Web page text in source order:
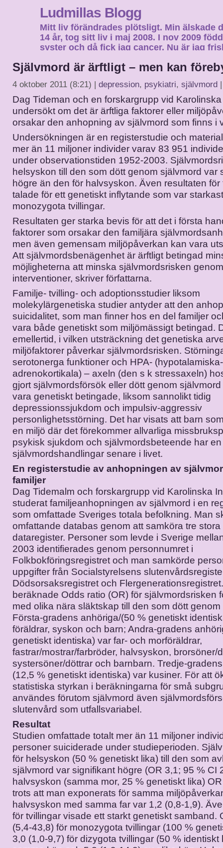
Ludmillas Blogg
Mitt liv förändrades plötsligt. Min älskade
14 år, tog sitt liv i maj 2008. I nov 2009
syster och då fick jag cancer. Nu är jag
Självmord är ärftligt – men kan
4 oktober 2011 (8:21) | depression, psykiatri, självmord
Dag Tideman och en forskargrupp vid
undersökt om det är ärftliga faktorer eller
orsakar den anhopning av självmord som finns i
Undersökningen är en registerstudie och
mer än 11 miljoner individer varav 83 951
under observationstiden 1952-2003.
helsyskon till den som dött genom självmord var
högre än den för halvsyskon. Även resultaten för
talade för ett genetiskt inflytande som var
monozygota tvillingar.
Resultaten ger starka bevis för att det i första
faktorer som orsakar den familjära
men även gemensam miljöpåverkan kan vara
Att självmordsbenägenhet är ärftligt betingad
möjligheterna att minska självmordsrisken
interventioner, skriver författarna.
Familje- tvilling- och adoptionsstudier liksom
molekylärgenetiska studier antyder att den
suicidalitet, som man finner hos en del familjer
vara både genetiskt som miljömässigt betingad.
emellertid, i vilken utsträckning det genetiska
miljöfaktorer påverkar självmordsrisken.
serotonerga funktioner och HPA-
adrenokortikala) – axeln (den s k stressaxeln)
gjort självmordsförsök eller dött genom
vara genetiskt betingade, liksom sannolikt tidig
depressionssjukdom och impulsiv-aggressiv
personlighetsstörning. Det har visats att barn
en miljö där det förekommer allvarliga
psykisk sjukdom och självmordsbeteende har
självmordshandlingar senare i livet.
En registerstudie av anhopningen av
familjer
Dag Tidemalm och forskargrupp vid Karolinska
studerat familjeanhopningen av självmord i en
som omfattade Sveriges totala befolkning. Man
omfattande databas genom att samköra tre
dataregister. Personer som levde i Sverige
2003 identifierades genom personnumret i
Folkbokföringsregistret och man samkörde
uppgifter från Socialstyrelsens
Dödsorsaksregistret och
beräknade Odds ratio (OR) för självmordsrisken
med olika nära släktskap till den som dött
Första-gradens anhöriga/(50 % genetiskt
föräldrar, syskon och barn; Andra-gradens
genetiskt identiska) var far- och morföräldrar,
fastrar/mostrar/farbröder, halvsyskon, brorsöner/
systersöner/döttrar och barnbarn. Tredje-
(12,5 % genetiskt identiska) var kusiner. För att
statistiska styrkan i beräkningarna för små
användes förutom självmord även
slutenvård som utfallsvariabel.
Resultat
Studien omfattade totalt mer än 11 miljoner
personer suiciderade under studieperioden.
för helsyskon (50 % genetiskt lika) till den som
självmord var signifikant högre (OR 3,1; 95 % CI
halvsyskon (samma mor, 25 % genetiskt lika)
trots att man exponerats för samma
halvsyskon med samma far var 1,2 (0,8-1,9).
för tvillingar visade ett starkt genetiskt samband.
(5,4-43,8) för monozygota tvillingar (100 %
3,0 (1,0-9,7) för dizygota tvillingar (50 % identiskt